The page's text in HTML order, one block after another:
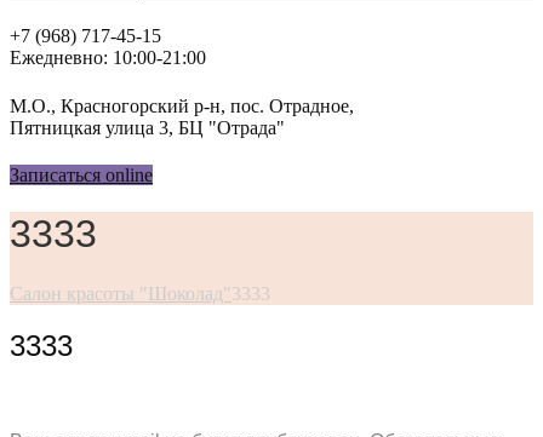
+7 (968) 717-45-15
Ежедневно: 10:00-21:00
М.О., Красногорский р-н, пос. Отрадное,
Пятницкая улица 3, БЦ "Отрада"
Записаться online
3333
Салон красоты "Шоколад"3333
3333